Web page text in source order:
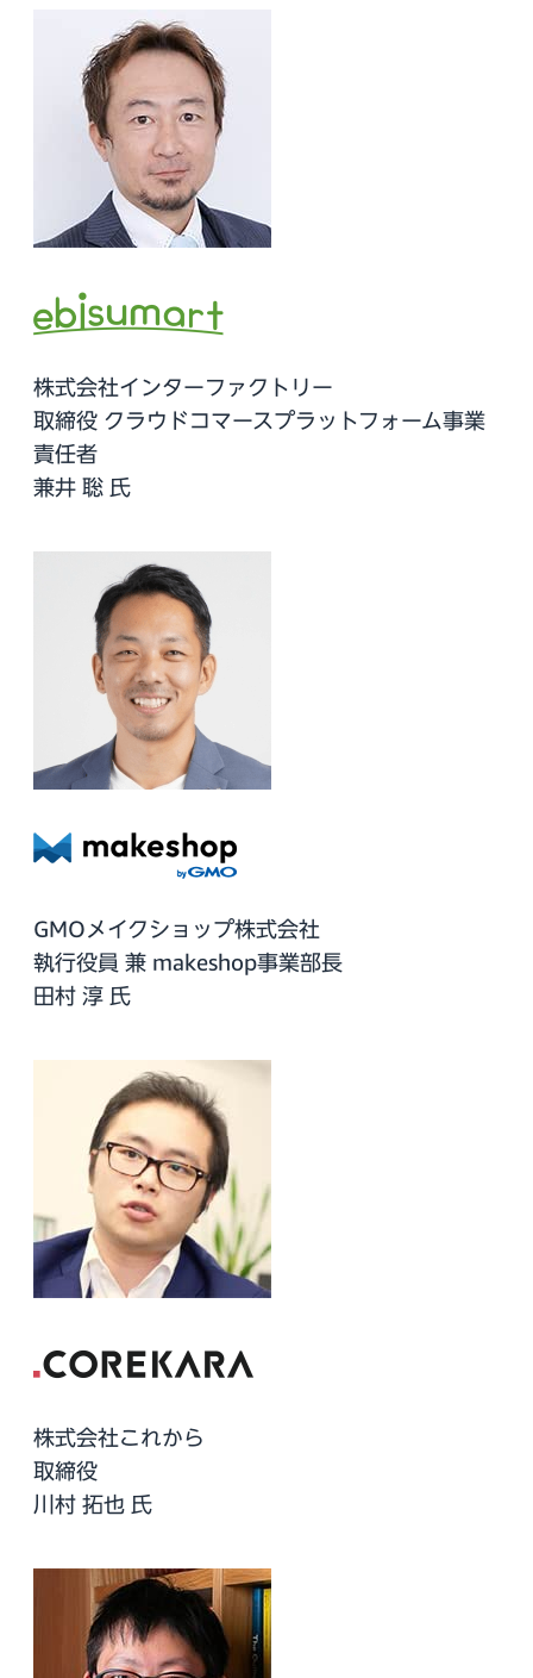
株式会社インターファクトリー
取締役 クラウドコマースプラットフォーム事業
責任者
兼井 聡 氏
GMOメイクショップ株式会社
執行役員 兼 makeshop事業部長
田村 淳 氏
株式会社これから
取締役
川村 拓也 氏